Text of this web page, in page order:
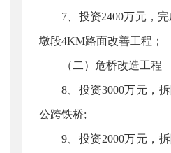
7、投资2400万元，
墩段4KM路面改善工程；
（二）危桥改造工程
8、投资3000万元，
公跨铁桥;
9、投资2000万元，